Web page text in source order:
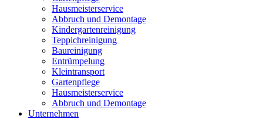
Hausmeisterservice
Abbruch und Demontage
Kindergartenreinigung
Teppichreinigung
Baureinigung
Entrümpelung
Kleintransport
Gartenpflege
Hausmeisterservice
Abbruch und Demontage
Unternehmen